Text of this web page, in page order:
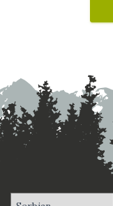
ПД "Вучји Зуб"